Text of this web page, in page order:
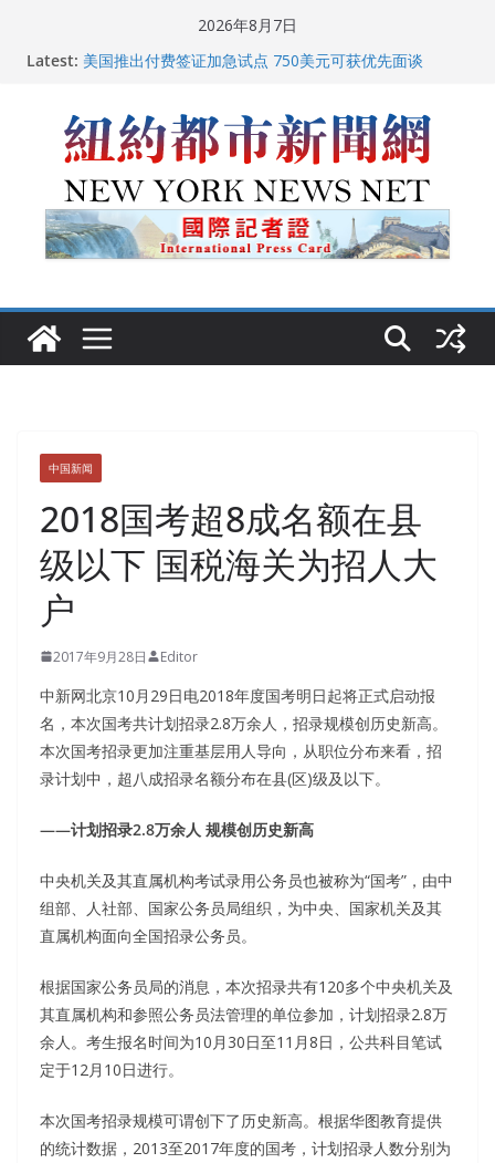
2026年8月7日
Latest: 美国推出付费签证加急试点 750美元可获优先面谈
人！
FBI联合纽约警方突袭多名警界高层住所 涉纽约警察局腐
败刑事调查
中国驻美国大使谢锋邀请美国老教师罗纳德·萨科尔斯基
再次访华
中国新闻
2018国考超8成名额在县
级以下 国税海关为招人大
户
2017年9月28日 Editor
中新网北京10月29日电2018年度国考明日起将正式启动报
名，本次国考共计划招录2.8万余人，招录规模创历史新高。
本次国考招录更加注重基层用人导向，从职位分布来看，招
录计划中，超八成招录名额分布在县(区)级及以下。
——计划招录2.8万余人 规模创历史新高
中央机关及其直属机构考试录用公务员也被称为“国考”，由中
组部、人社部、国家公务员局组织，为中央、国家机关及其
直属机构面向全国招录公务员。
根据国家公务员局的消息，本次招录共有120多个中央机关及
其直属机构和参照公务员法管理的单位参加，计划招录2.8万
余人。考生报名时间为10月30日至11月8日，公共科目笔试
定于12月10日进行。
本次国考招录规模可谓创下了历史新高。根据华图教育提供
的统计数据，2013至2017年度的国考，计划招录人数分别为